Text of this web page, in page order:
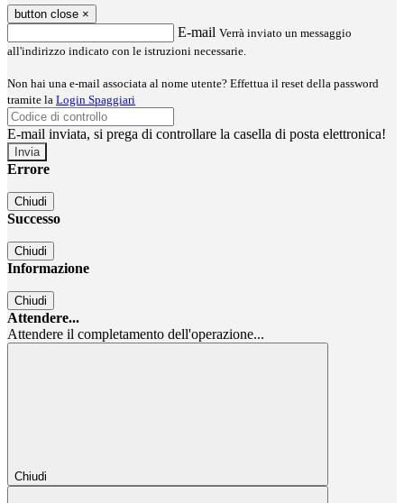
button close ×
E-mail Verrà inviato un messaggio
all'indirizzo indicato con le istruzioni necessarie.
Non hai una e-mail associata al nome utente? Effettua il reset della password
tramite la Login Spaggiari
E-mail inviata, si prega di controllare la casella di posta elettronica!
Errore
Chiudi
Successo
Chiudi
Informazione
Chiudi
Attendere...
Attendere il completamento dell'operazione...
Chiudi